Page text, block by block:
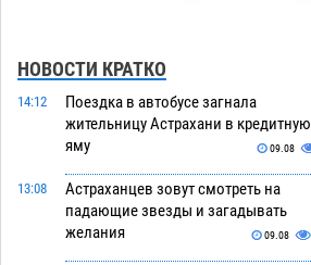
НОВОСТИ КРАТКО
14:12
Поездка в автобусе загнала
жительницу Астрахани в кредитную
яму
09.08
13:08
Астраханцев зовут смотреть на
падающие звезды и загадывать
желания
09.08